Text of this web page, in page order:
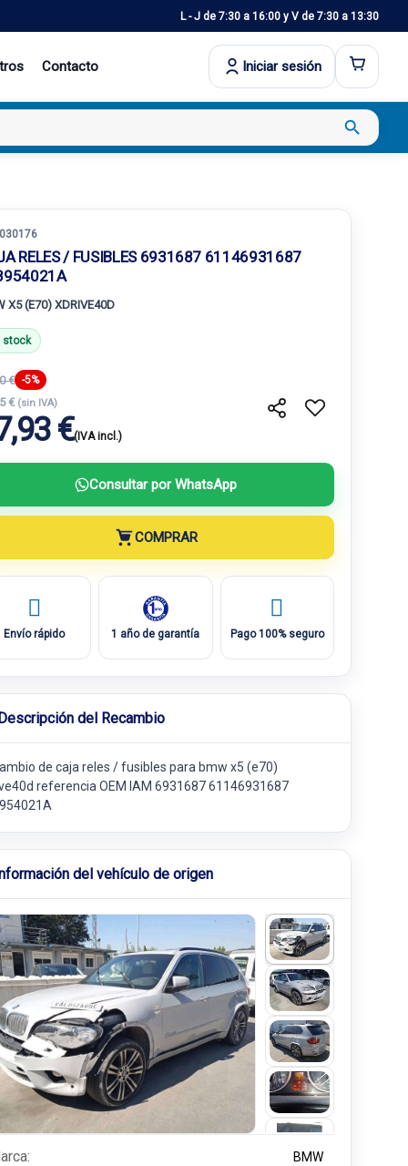
L - J de 7:30 a 16:00 y V de 7:30 a 13:30
Contacto Iniciar sesión
search
RELES / FUSIBLES 6931687 61146931687
X5 (E70) XDRIVE40D
stock
€ -5%
€ (sin IVA)
€(IVA incl.)
Consultar por WhatsApp
COMPRAR
Envío rápido 1 año de garantía Pago 100% seguro
del Recambio
de caja reles / fusibles para bmw x5 (e70)
referencia OEM IAM 6931687 61146931687
del vehículo de origen
BMW